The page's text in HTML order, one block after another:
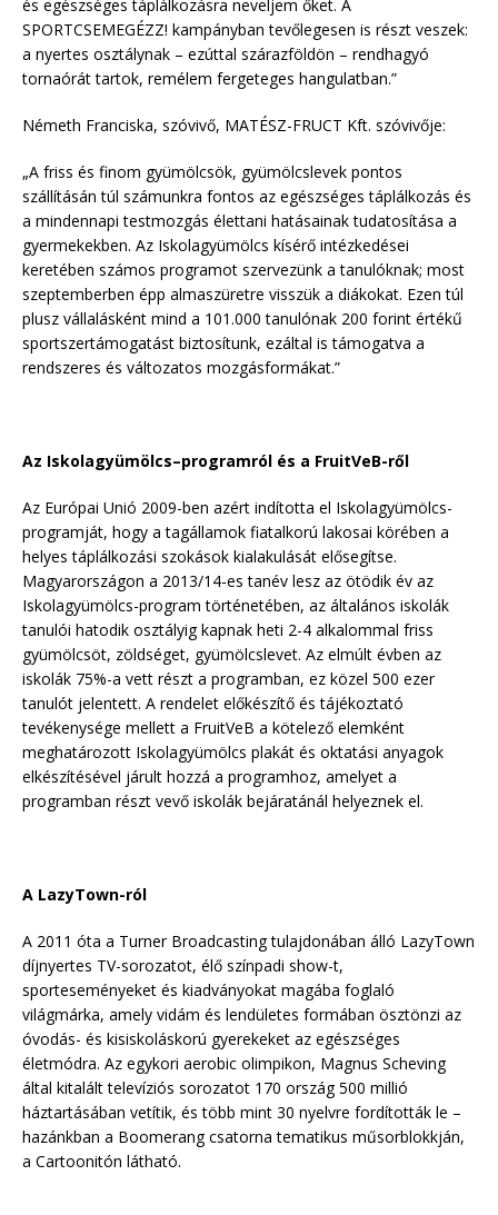
és egészséges táplálkozásra neveljem őket. A
SPORTCSEMEGÉZZ! kampányban tevőlegesen is részt veszek:
a nyertes osztálynak – ezúttal szárazföldön – rendhagyó
tornaórát tartok, remélem fergeteges hangulatban.”
Németh Franciska, szóvivő, MATÉSZ-FRUCT Kft. szóvivője:
„A friss és finom gyümölcsök, gyümölcslevek pontos
szállításán túl számunkra fontos az egészséges táplálkozás és
a mindennapi testmozgás élettani hatásainak tudatosítása a
gyermekekben. Az Iskolagyümölcs kísérő intézkedései
keretében számos programot szervezünk a tanulóknak; most
szeptemberben épp almaszüretre visszük a diákokat. Ezen túl
plusz vállalásként mind a 101.000 tanulónak 200 forint értékű
sportszertámogatást biztosítunk, ezáltal is támogatva a
rendszeres és változatos mozgásformákat.”
Az Iskolagyümölcs–programról és a FruitVeB-ről
Az Európai Unió 2009-ben azért indította el Iskolagyümölcs-
programját, hogy a tagállamok fiatalkorú lakosai körében a
helyes táplálkozási szokások kialakulását elősegítse.
Magyarországon a 2013/14-es tanév lesz az ötödik év az
Iskolagyümölcs-program történetében, az általános iskolák
tanulói hatodik osztályig kapnak heti 2-4 alkalommal friss
gyümölcsöt, zöldséget, gyümölcslevet. Az elmúlt évben az
iskolák 75%-a vett részt a programban, ez közel 500 ezer
tanulót jelentett. A rendelet előkészítő és tájékoztató
tevékenysége mellett a FruitVeB a kötelező elemként
meghatározott Iskolagyümölcs plakát és oktatási anyagok
elkészítésével járult hozzá a programhoz, amelyet a
programban részt vevő iskolák bejáratánál helyeznek el.
A LazyTown-ról
A 2011 óta a Turner Broadcasting tulajdonában álló LazyTown
díjnyertes TV-sorozatot, élő színpadi show-t,
sporteseményeket és kiadványokat magába foglaló
világmárka, amely vidám és lendületes formában ösztönzi az
óvodás- és kisiskoláskorú gyerekeket az egészséges
életmódra. Az egykori aerobic olimpikon, Magnus Scheving
által kitalált televíziós sorozatot 170 ország 500 millió
háztartásában vetítik, és több mint 30 nyelvre fordították le –
hazánkban a Boomerang csatorna tematikus műsorblokkján,
a Cartoonitón látható.